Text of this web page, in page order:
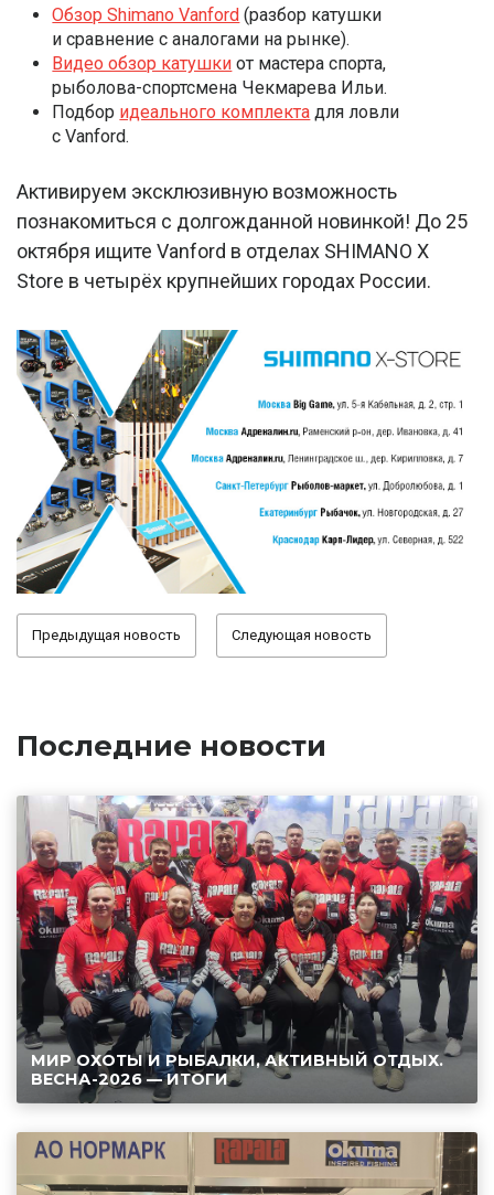
Обзор Shimano Vanford (разбор катушки
и сравнение с аналогами на рынке).
Видео обзор катушки от мастера спорта,
рыболова-спортсмена Чекмарева Ильи.
Подбор идеального комплекта для ловли
с Vanford.
Активируем эксклюзивную возможность
познакомиться с долгожданной новинкой! До 25
октября ищите Vanford в отделах SHIMANO X
Store в четырёх крупнейших городах России.
Предыдущая новость Следующая новость
Последние новости
МИР ОХОТЫ И РЫБАЛКИ, АКТИВНЫЙ ОТДЫХ.
ВЕСНА-2026 — ИТОГИ